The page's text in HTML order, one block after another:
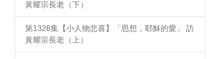
黃耀宗長老（下）
第1326集【小人物悲喜】「思想，耶穌的愛」 訪
黃耀宗長老（上）